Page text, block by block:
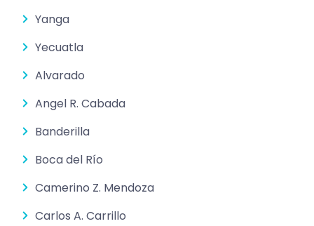
Yanga
Yecuatla
Alvarado
Angel R. Cabada
Banderilla
Boca del Río
Camerino Z. Mendoza
Carlos A. Carrillo